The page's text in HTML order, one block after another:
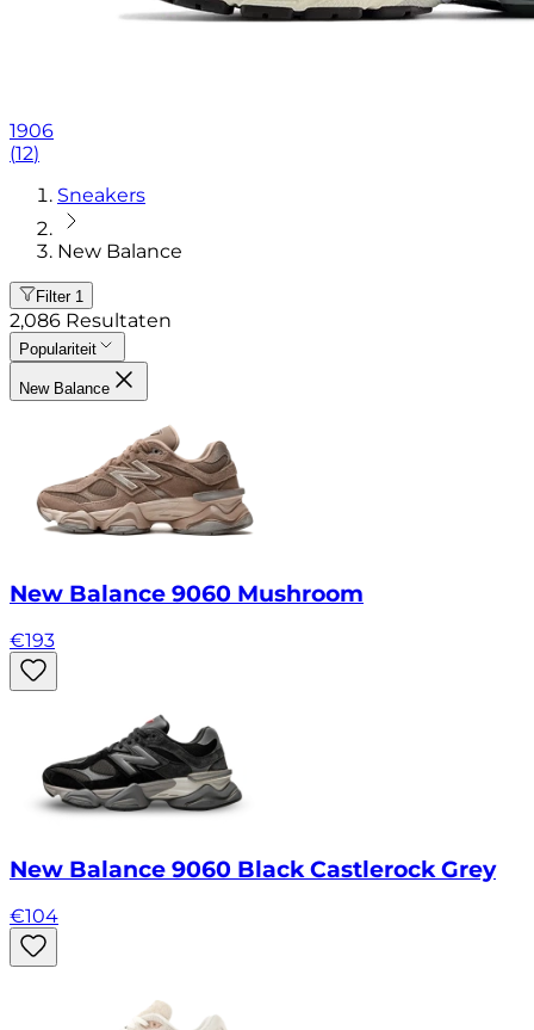
1906
(12)
Sneakers
New Balance
Filter 1
2,086 Resultaten
Populariteit
New Balance
New Balance 9060 Mushroom
€193
New Balance 9060 Black Castlerock Grey
€104